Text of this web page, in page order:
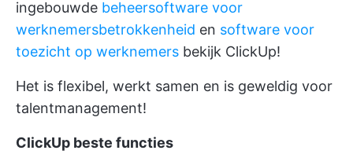
ingebouwde beheersoftware voor
werknemersbetrokkenheid en software voor
toezicht op werknemers bekijk ClickUp!
Het is flexibel, werkt samen en is geweldig voor
talentmanagement!
ClickUp beste functies